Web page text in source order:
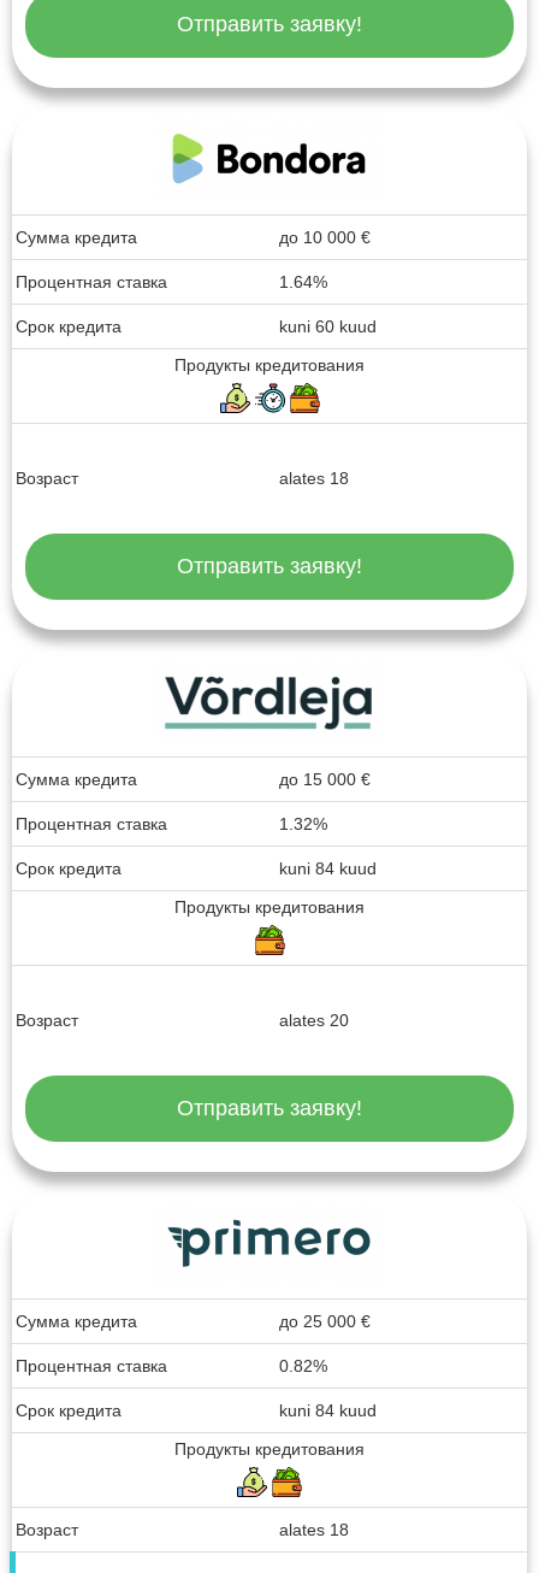
Отправить заявку!
Сумма кредита до 10 000 €
Процентная ставка 1.64%
Срок кредита
kuni 60 kuud
Продукты кредитования
Возраст alates 18
Отправить заявку!
Сумма кредита до 15 000 €
Процентная ставка 1.32%
Срок кредита
kuni 84 kuud
Продукты кредитования
Возраст alates 20
Отправить заявку!
Сумма кредита до 25 000 €
Процентная ставка 0.82%
Срок кредита
kuni 84 kuud
Продукты кредитования
Возраст alates 18